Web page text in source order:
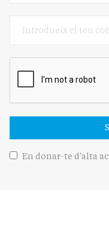
En donar-te d'alta